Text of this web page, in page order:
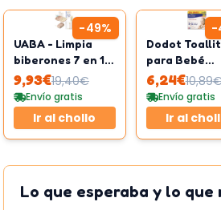
-49%
UABA - Limpia
biberones 7 en 1 |
Sin BPA
9,93€19,40€
Envío gratis
Ir al chollo
-
Dodot
para Bebé
Sensitive 216
Toallitas
6,24€10,89
Envío gratis
Ir al
Lo que esperaba y lo que